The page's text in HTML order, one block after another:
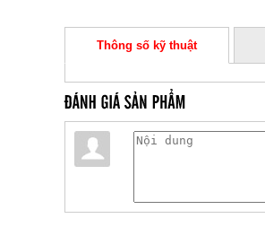
Thông số kỹ thuật